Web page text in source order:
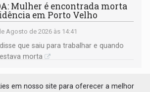
Mulher é encontrada morta
em Porto Velho
Agosto de 2026 às 14:41
que saiu para trabalhar e quando
morta
em nosso site para oferecer a melhor